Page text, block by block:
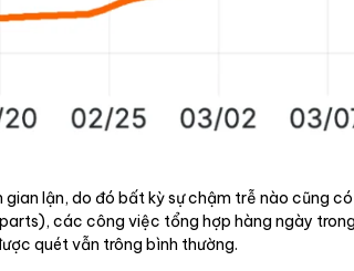
lận, do đó bất kỳ sự chậm trễ nào cũng
các công việc tổng hợp hàng ngày
quét vẫn trông bình thường.